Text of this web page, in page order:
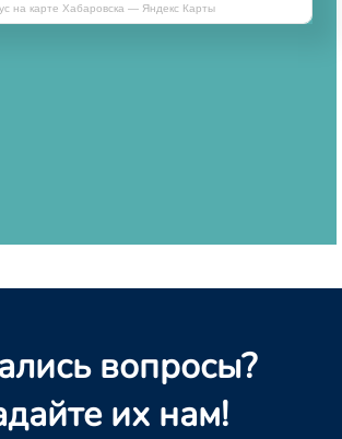
на карте Хабаровска — Яндекс Карты
вопросы?
их нам!